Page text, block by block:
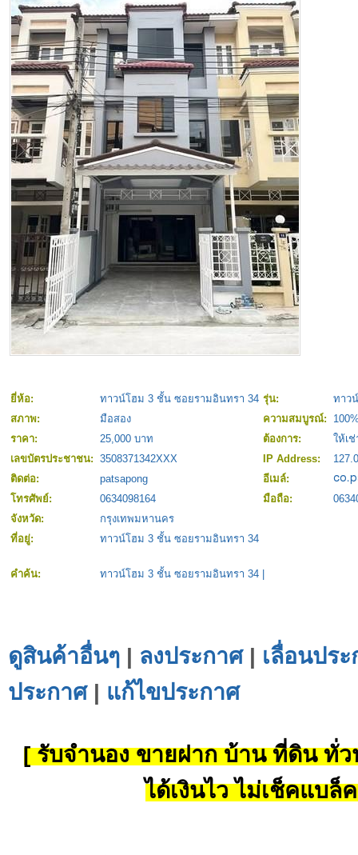
ยี่ห้อ: ทาวน์โฮม 3 ชั้น ซอยรามอินทรา 34 รุ่น:
ทาว
สภาพ:
มือสอง ความสมบูรณ์:
ราคา:
25,000 บาท ต้องการ:
ให้เช่
เลขบัตรประชาชน: 3508371342XXX IP Address:
ติดต่อ:
patsapong
อีเมล์:
โทรศัพย์:
0634098164 มือถือ:
จังหวัด:
กรุงเทพมหานคร
ที่อยู่:
ทาวน์โฮม 3 ชั้น ซอยรามอินทรา 34
คำค้น: ทาวน์โฮม 3 ชั้น ซอยรามอินทรา 34
ดูสินค้าอื่นๆ | ลงประกาศ| เลื่อนปร
ประกาศ| แก้ไขประกาศ
[ รับจำนอง ขายฝาก บ้าน ที่ดิน ทั่ว
ได้เงินไว ไม่เช็คแบล็